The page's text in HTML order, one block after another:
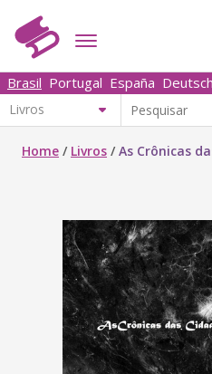
Brasil Portugal España
Home / Livros /As Crônicas